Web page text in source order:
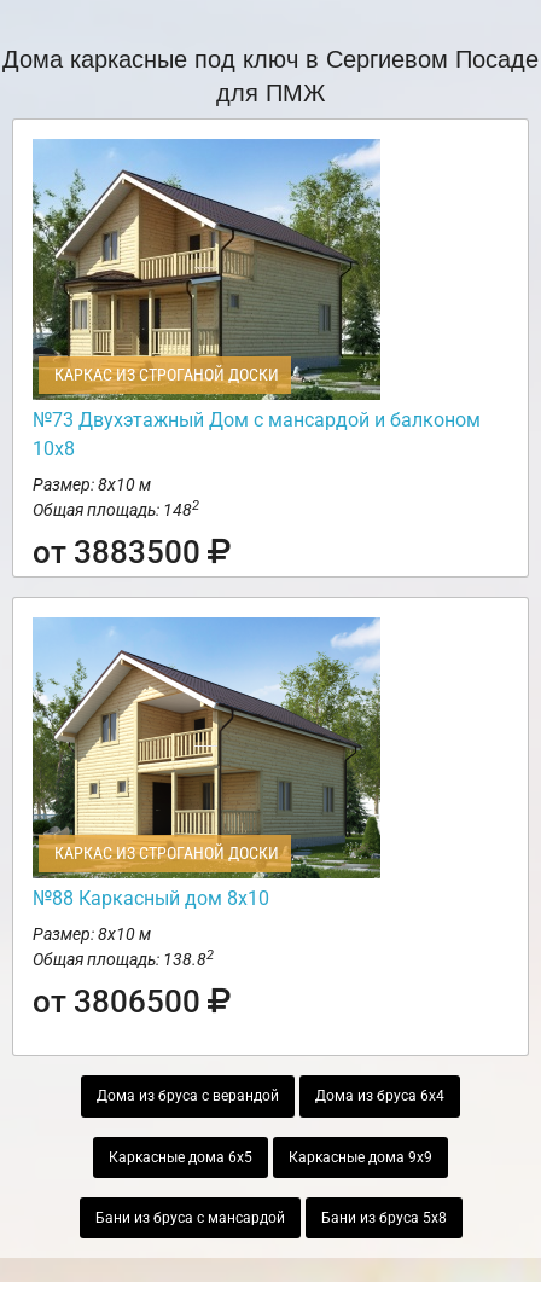
Дома каркасные под ключ в Сергиевом Посаде
для ПМЖ
КАРКАС ИЗ СТРОГАНОЙ ДОСКИ
№73 Двухэтажный Дом с мансардой и балконом
10х8
Размер: 8х10 м
Общая площадь: 1482
от 3883500
КАРКАС ИЗ СТРОГАНОЙ ДОСКИ
№88 Каркасный дом 8х10
Размер: 8х10 м
Общая площадь: 138.82
от 3806500
Дома из бруса с верандой Дома из бруса 6х4
Каркасные дома 6х5 Каркасные дома 9х9
Бани из бруса с мансардой Бани из бруса 5х8